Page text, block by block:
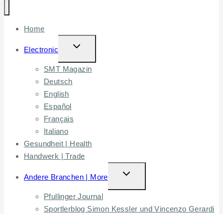
Home
Electronic
TOGGLE
CHILD
MENU
SMT Magazin
Deutsch
English
Español
Français
Italiano
Gesundheit | Health
Handwerk | Trade
Andere Branchen | More
TOGGLE
CHILD
Pfullinger Journal
Sportlerblog Simon Kessler und Vincenzo Gerardi